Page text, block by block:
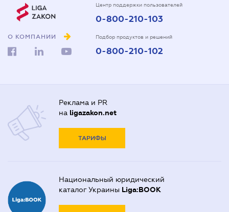
О КОМПАНИИ
Центр поддержки пользователей
0-800-210-103
Подбор продуктов и решений
0-800-210-102
Реклама и PR
на ligazakon.net
ТАРИФЫ
Национальный юридический
каталог Украины Liga:BOOK